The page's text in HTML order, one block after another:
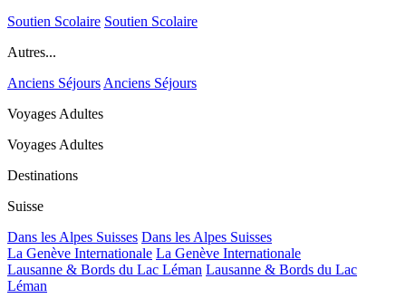
Soutien Scolaire Soutien Scolaire
Autres...
Anciens SéjoursAnciens Séjours
Voyages Adultes
Voyages Adultes
Destinations
Suisse
Dans les Alpes Suisses Dans les Alpes Suisses
La Genève Internationale La Genève Internationale
Lausanne & Bords du Lac Léman Lausanne & Bords du Lac
Léman